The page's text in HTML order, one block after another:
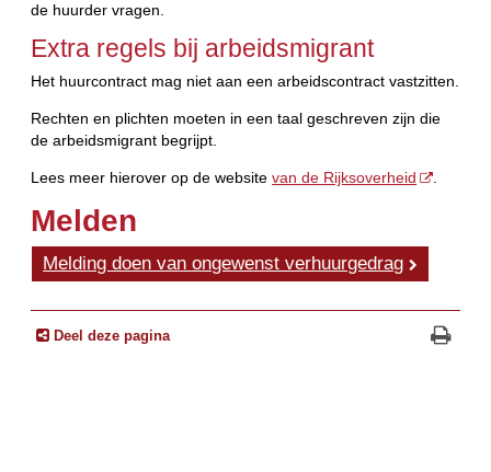
de huurder vragen.
Extra regels bij arbeidsmigrant
Het huurcontract mag niet aan een arbeidscontract vastzitten.
Rechten en plichten moeten in een taal geschreven zijn die
de arbeidsmigrant begrijpt.
Lees meer hierover op de websitevan de Rijksoverheid
Melden
Melding doen van ongewenst verhuurgedrag
Deel deze pagina